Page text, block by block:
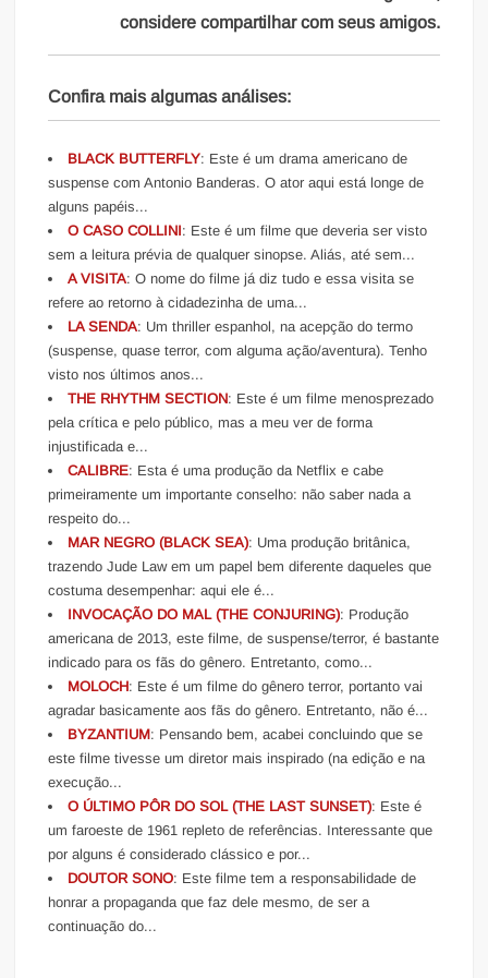
considere compartilhar com seus amigos.
Confira mais algumas análises:
BLACK BUTTERFLY: Este é um drama americano de
suspense com Antonio Banderas. O ator aqui está longe de
alguns papéis...
O CASO COLLINI: Este é um filme que deveria ser visto
sem a leitura prévia de qualquer sinopse. Aliás, até sem...
A VISITA: O nome do filme já diz tudo e essa visita se
refere ao retorno à cidadezinha de uma...
LA SENDA: Um thriller espanhol, na acepção do termo
(suspense, quase terror, com alguma ação/aventura). Tenho
visto nos últimos anos...
THE RHYTHM SECTION: Este é um filme menosprezado
pela crítica e pelo público, mas a meu ver de forma
injustificada e...
CALIBRE: Esta é uma produção da Netflix e cabe
primeiramente um importante conselho: não saber nada a
respeito do...
MAR NEGRO (BLACK SEA): Uma produção britânica,
trazendo Jude Law em um papel bem diferente daqueles que
costuma desempenhar: aqui ele é...
INVOCAÇÃO DO MAL (THE CONJURING): Produção
americana de 2013, este filme, de suspense/terror, é bastante
indicado para os fãs do gênero. Entretanto, como...
MOLOCH: Este é um filme do gênero terror, portanto vai
agradar basicamente aos fãs do gênero. Entretanto, não é...
BYZANTIUM: Pensando bem, acabei concluindo que se
este filme tivesse um diretor mais inspirado (na edição e na
execução...
O ÚLTIMO PÔR DO SOL (THE LAST SUNSET): Este é
um faroeste de 1961 repleto de referências. Interessante que
por alguns é considerado clássico e por...
DOUTOR SONO: Este filme tem a responsabilidade de
honrar a propaganda que faz dele mesmo, de ser a
continuação do...